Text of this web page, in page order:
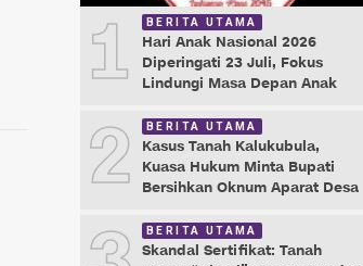
1 BERITA UTAMA
Hari Anak Nasional 2026
Diperingati 23 Juli, Fokus
Lindungi Masa Depan Anak
2 BERITA UTAMA
Kasus Tanah Kalukubula,
Kuasa Hukum Minta Bupati
Bersihkan Oknum Aparat Desa
BERITA UTAMA
Skandal Sertifikat: Tanah